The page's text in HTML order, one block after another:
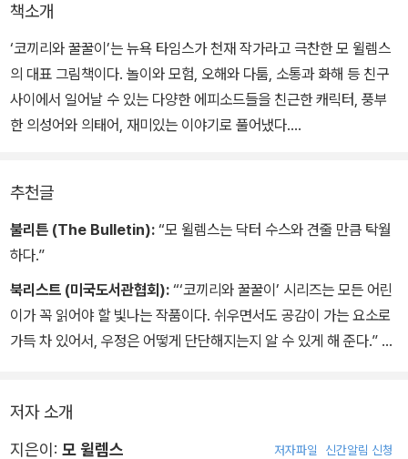
책소개
‘코끼리와 꿀꿀이’는 뉴욕 타임스가 천재 작가라고 극찬한 모 윌렘스
의 대표 그림책이다. 놀이와 모험, 오해와 다툼, 소통과 화해 등 친구
사이에서 일어날 수 있는 다양한 에피소드들을 친근한 캐릭터, 풍부
한 의성어와 의태어, 재미있는 이야기로 풀어냈다.
누는 특별한 경험을 할 수 있다. 책장을 넘기다 보면 코보와 피기가 독
자들에게 말을 건네고 독자들의 소리에 반응을 한다. 이를 통해 두 주
인공이 실제로 눈앞에 있는 것처럼 느껴지는 놀라운 경험을 할 수 있
다. 주인공과 독자가 함께 소통하도록 구성된 이 책은 아이들이 책과
더욱 친해지고, 책 읽기를 즐거운 놀이로 받아들이게 도와줄 것이다.
추천글
불리튼 (The Bulletin): “모 윌렘스는 닥터 수스와 견줄 만큼 탁월
하다.”
북리스트 (미국도서관협회): “‘코끼리와 꿀꿀이’ 시리즈는 모든 어린
이가 꼭 읽어야 할 빛나는 작품이다. 쉬우면서도 공감이 가는 요소로
가득 차 있어서, 우정은 어떻게 단단해지는지 알 수 있게 해 준다.”
저자 소개
지은이: 모 윌렘스 저자파일 신간알림 신청